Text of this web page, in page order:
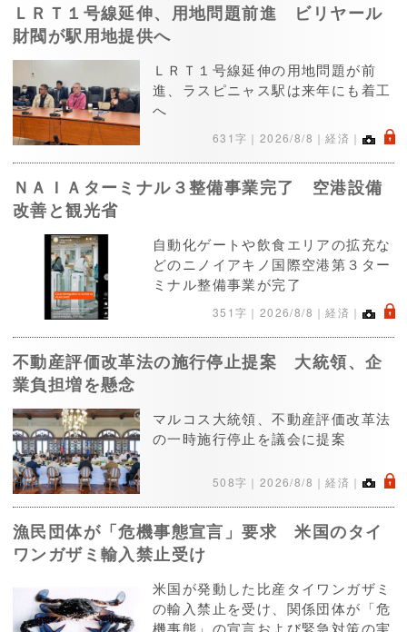
ＬＲＴ１号線延伸、用地問題前進 ビリヤール
財閥が駅用地提供へ
ＬＲＴ１号線延伸の用地問題が前
進、ラスピニャス駅は来年にも着工
へ
631字｜ 2026/8/8 ｜経済｜ .
ＮＡＩＡターミナル３整備事業完了 空港設備
改善と観光省
自動化ゲートや飲食エリアの拡充な
どのニノイアキノ国際空港第３ター
ミナル整備事業が完了
351字｜ 2026/8/8 ｜経済｜ .
不動産評価改革法の施行停止提案 大統領、企
業負担増を懸念
マルコス大統領、不動産評価改革法
の一時施行停止を議会に提案
508字｜ 2026/8/8 ｜経済｜ .
漁民団体が「危機事態宣言」要求 米国のタイ
ワンガザミ輸入禁止受け
米国が発動した比産タイワンガザミ
の輸入禁止を受け、関係団体が「危
機事態」の宣言および緊急対策の実